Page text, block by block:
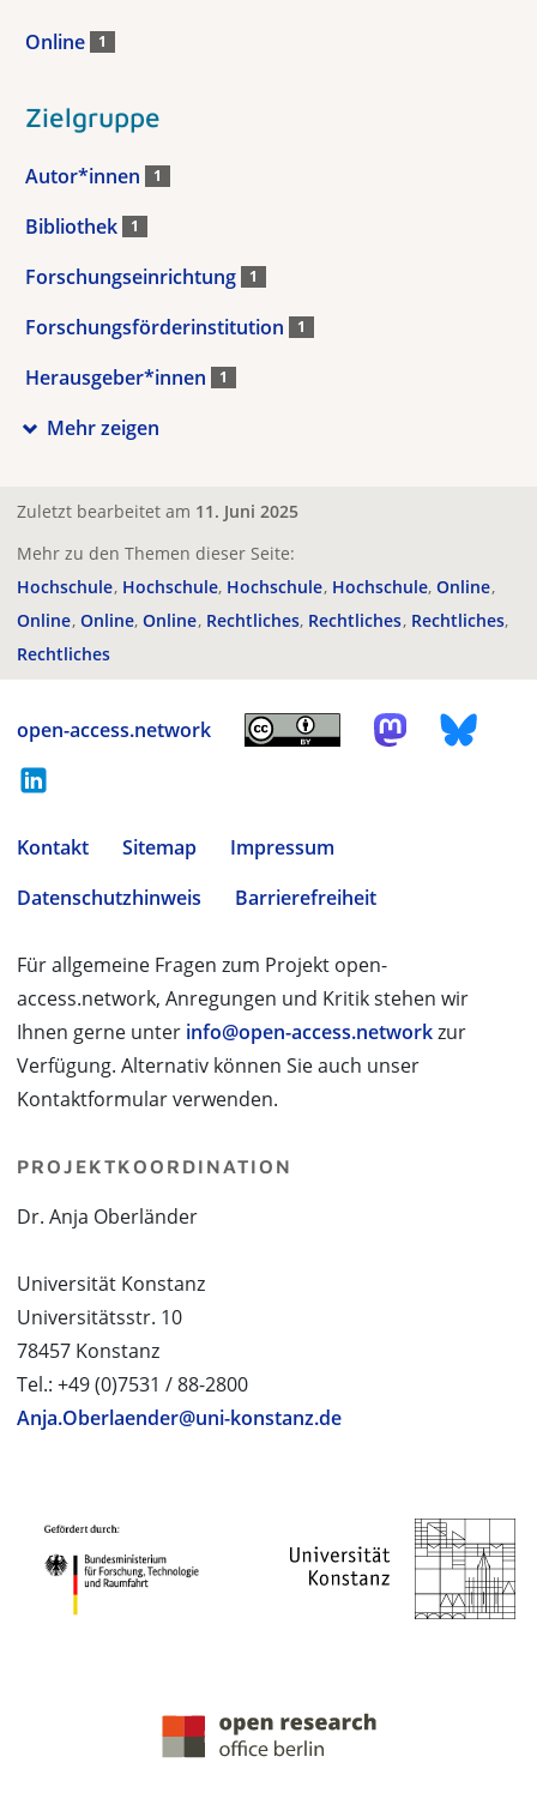
Online 1
Zielgruppe
Autor*innen 1
Bibliothek 1
Forschungseinrichtung 1
Forschungsförderinstitution 1
Herausgeber*innen 1
Mehr zeigen
Zuletzt bearbeitet am 11. Juni 2025
Mehr zu den Themen dieser Seite:
Hochschule Hochschule Hochschule Hochschule Online
Online Online Online Rechtliches Rechtliches Rechtliches
Rechtliches
open-access.network
Kontakt Sitemap
Impressum
Datenschutzhinweis
Barrierefreiheit
Für allgemeine Fragen zum Projekt open-
access.network, Anregungen und Kritik stehen wir
Ihnen gerne unter info@open-access.networkzur
Verfügung. Alternativ können Sie auch unser
Kontaktformular verwenden.
PROJEKTKOORDINATION
Dr. Anja Oberländer
Universität Konstanz
Universitätsstr. 10
78457 Konstanz
Tel.: +49 (0)7531 / 88-2800
Anja.Oberlaender@uni-konstanz.de